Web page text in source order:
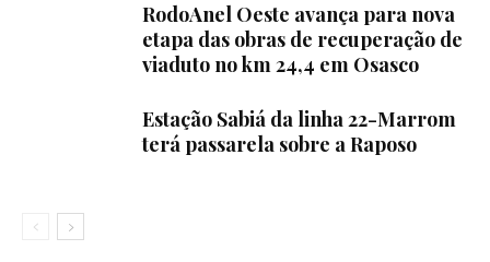
RodoAnel Oeste avança para nova
etapa das obras de recuperação de
viaduto no km 24,4 em Osasco
Estação Sabiá da linha 22-Marrom
terá passarela sobre a Raposo